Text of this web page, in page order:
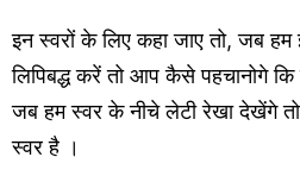
इन स्वरों के लिए कहा जाए तो, जब हम
लिपिबद्ध करें तो आप कैसे पहचानोगे
जब हम स्वर के नीचे लेटी रेखा देखेंगे
स्वर है ।